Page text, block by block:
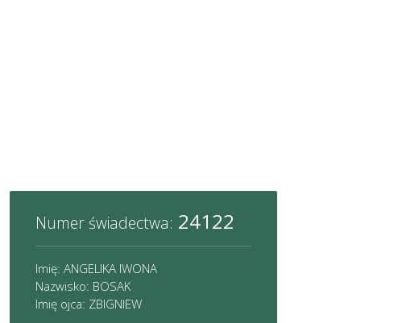
Numer świadectwa: 24122
Imię: ANGELIKA IWONA
Nazwisko: BOSAK
Imię ojca: ZBIGNIEW